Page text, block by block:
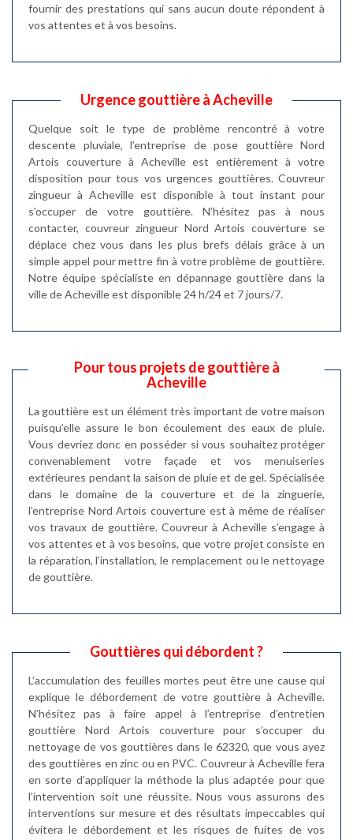
fournir des prestations qui sans aucun doute répondent à
vos attentes et à vos besoins.
Urgence gouttière à Acheville
Quelque soit le type de problème rencontré à votre
descente pluviale, l’entreprise de pose gouttière Nord
Artois couverture à Acheville est entièrement à votre
disposition pour tous vos urgences gouttières. Couvreur
zingueur à Acheville est disponible à tout instant pour
s'occuper de votre gouttière. N’hésitez pas à nous
contacter, couvreur zingueur Nord Artois couverture se
déplace chez vous dans les plus brefs délais grâce à un
simple appel pour mettre fin à votre problème de gouttière.
Notre équipe spécialiste en dépannage gouttière dans la
ville de Acheville est disponible 24 h/24 et 7 jours/7.
Pour tous projets de gouttière à
Acheville
La gouttière est un élément très important de votre maison
puisqu’elle assure le bon écoulement des eaux de pluie.
Vous devriez donc en posséder si vous souhaitez protéger
convenablement votre façade et vos menuiseries
extérieures pendant la saison de pluie et de gel. Spécialisée
dans le domaine de la couverture et de la zinguerie,
l’entreprise Nord Artois couverture est à même de réaliser
vos travaux de gouttière. Couvreur à Acheville s’engage à
vos attentes et à vos besoins, que votre projet consiste en
la réparation, l’installation, le remplacement ou le nettoyage
de gouttière.
Gouttières qui débordent ?
L’accumulation des feuilles mortes peut être une cause qui
explique le débordement de votre gouttière à Acheville.
N’hésitez pas à faire appel à l’entreprise d’entretien
gouttière Nord Artois couverture pour s’occuper du
nettoyage de vos gouttières dans le 62320, que vous ayez
des gouttières en zinc ou en PVC. Couvreur à Acheville fera
en sorte d’appliquer la méthode la plus adaptée pour que
l’intervention soit une réussite. Nous vous assurons des
interventions sur mesure et des résultats impeccables qui
évitera le débordement et les risques de fuites de vos